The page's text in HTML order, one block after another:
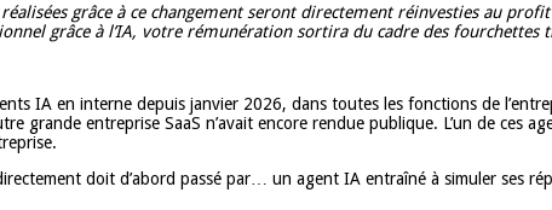
grâce à ce changement seront directement réinvesties au
grâce à l’IA, votre rémunération sortira du cadre des fourchettes
IA en interne depuis janvier 2026, dans toutes les fonctions de
grande entreprise SaaS n’avait encore rendue publique. L’un de ces
doit d’abord passé par… un agent IA entraîné à simuler ses